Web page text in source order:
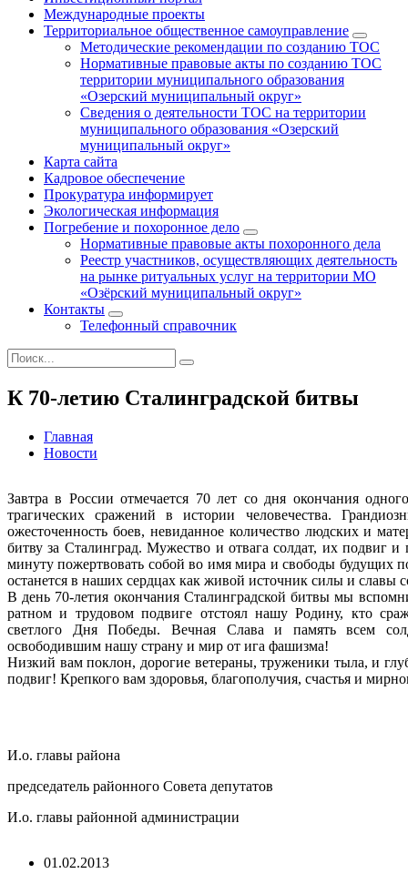
Международные проекты
Территориальное общественное самоуправление
Методические рекомендации по созданию ТОС
Нормативные правовые акты по созданию ТОС
территории муниципального образования
«Озерский муниципальный округ»
Сведения о деятельности ТОС на территории
муниципального образования «Озерский
муниципальный округ»
Карта сайта
Кадровое обеспечение
Прокуратура информирует
Экологическая информация
Погребение и похоронное дело
Нормативные правовые акты похоронного дела
Реестр участников, осуществляющих деятельность
на рынке ритуальных услуг на территории МО
«Озёрский муниципальный округ»
Контакты
Телефонный справочник
К 70-летию Сталинградской битвы
Главная
Новости
Завтра в России отмечается 70 лет со дня окончания
трагических сражений в истории человечества.
ожесточенность боев, невиданное количество людских и
битву за Сталинград. Мужество и отвага солдат, их подвиг
минуту пожертвовать собой во имя мира и свободы будущих
останется в наших сердцах как живой источник силы и славы
В день 70-летия окончания Сталинградской битвы мы
ратном и трудовом подвиге отстоял нашу Родину, кто
светлого Дня Победы. Вечная Слава и память всем
освободившим нашу страну и мир от ига фашизма!
Низкий вам поклон, дорогие ветераны, труженики тыла, и
подвиг! Крепкого вам здоровья, благополучия, счастья и
И.о. главы района
председатель районного Совета
И.о. главы районной
01.02.2013